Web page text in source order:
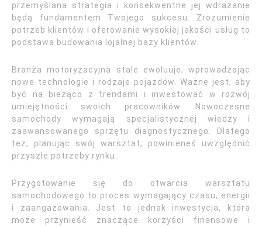
przemyślana strategia i konsekwentne jej wdrażanie
będą fundamentem Twojego sukcesu. Zrozumienie
potrzeb klientów i oferowanie wysokiej jakości usług to
podstawa budowania lojalnej bazy klientów.
Branża motoryzacyjna stale ewoluuje, wprowadzając
nowe technologie i rodzaje pojazdów. Ważne jest, aby
być na bieżąco z trendami i inwestować w rozwój
umiejętności swoich pracowników. Nowoczesne
samochody wymagają specjalistycznej wiedzy i
zaawansowanego sprzętu diagnostycznego. Dlatego
też, planując swój warsztat, powinieneś uwzględnić
przyszłe potrzeby rynku.
Przygotowanie się do otwarcia warsztatu
samochodowego to proces wymagający czasu, energii
i zaangażowania. Jest to jednak inwestycja, która
może przynieść znaczące korzyści finansowe i